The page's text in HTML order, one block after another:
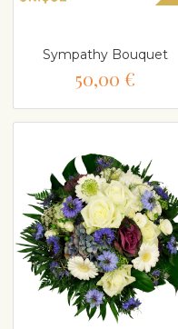
Sympathy Bouquet
50,00 €